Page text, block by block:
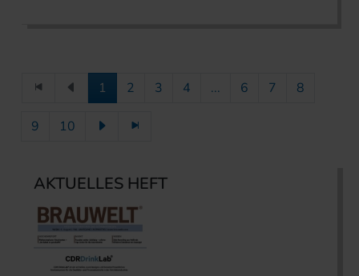
1 2 3 4 ... 6 7 8
9 10
AKTUELLES HEFT